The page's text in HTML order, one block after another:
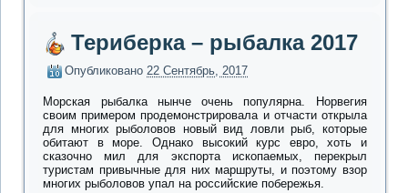
Териберка – рыбалка 2017
Опубликовано 22 Сентябрь, 2017
Морская рыбалка нынче очень популярна. Норвегия
своим примером продемонстрировала и отчасти открыла
для многих рыболовов новый вид ловли рыб, которые
обитают в море. Однако высокий курс евро, хоть и
сказочно мил для экспорта ископаемых, перекрыл
туристам привычные для них маршруты, и поэтому взор
многих рыболовов упал на российские побережья.